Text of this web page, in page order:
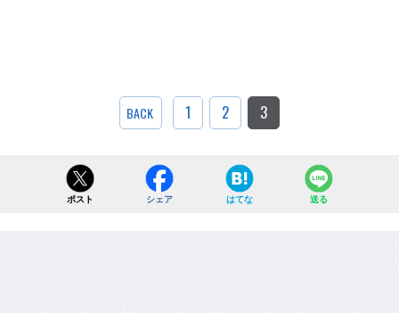
BACK 1 2 3
ポスト シェア はてな 送る